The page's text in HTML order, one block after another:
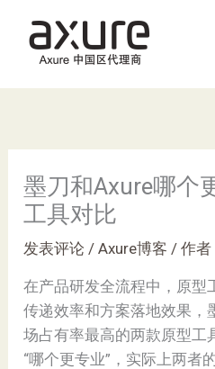
容
墨刀和Axure哪个
工具对比
发表评论 /Axure博客 / 作者
在产品研发全流程中，原型
传递效率和方案落地效果，
场占有率最高的两款原型工
“哪个更专业”，实际上两者